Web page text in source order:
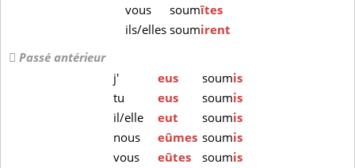
vous
soumîtes
ils/elles soumirent
Passé antérieur
j'
eus soumis
tu
eus soumis
il/elle
eut soumis
nous
eûmes soumis
vous
eûtes soumis